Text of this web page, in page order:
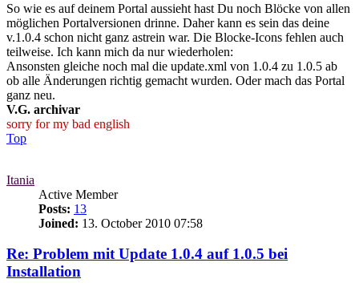
So wie es auf deinem Portal aussieht hast Du noch Blöcke von allen
möglichen Portalversionen drinne. Daher kann es sein das deine
v.1.0.4 schon nicht ganz astrein war. Die Blocke-Icons fehlen auch
teilweise. Ich kann mich da nur wiederholen:
Ansonsten gleiche noch mal die update.xml von 1.0.4 zu 1.0.5 ab
ob alle Änderungen richtig gemacht wurden. Oder mach das Portal
ganz neu.
V.G. archivar
sorry for my bad english
Top
Itania
Active Member
Posts: 13
Joined: 13. October 2010 07:58
Re: Problem mit Update 1.0.4 auf 1.0.5 bei
Installation